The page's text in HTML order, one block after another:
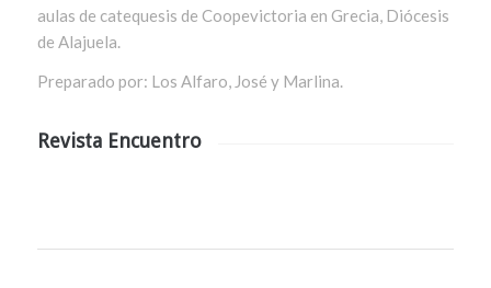
aulas de catequesis de Coopevictoria en Grecia, Diócesis
de Alajuela.
Preparado por: Los Alfaro, José y Marlina.
Revista Encuentro